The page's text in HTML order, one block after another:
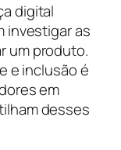
digital
investigar as
um produto.
e inclusão é
em
desses